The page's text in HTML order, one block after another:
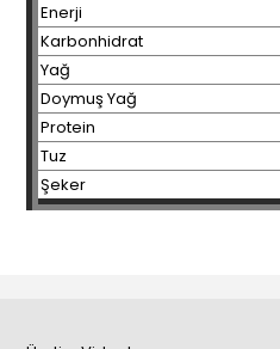
Enerji
Karbonhidrat
Yağ
Doymuş Yağ
Protein
Tuz
Şeker